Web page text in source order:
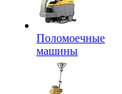
Поломоечные
машины